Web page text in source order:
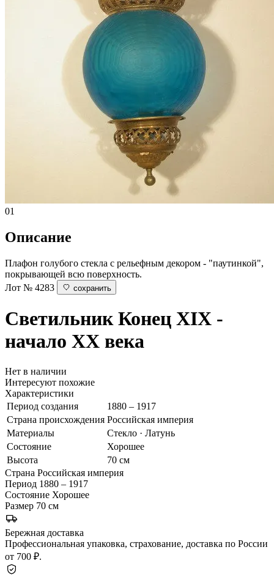
01
Описание
Плафон голубого стекла с рельефным декором - "паутинкой",
покрывающей всю поверхность.
Лот № 4283
сохранить
Светильник Конец XIX -
начало ХХ века
Нет в наличии
Интересуют похожие
Характеристики
Период создания
1880 – 1917
Страна происхождения Российская империя
Материалы
Стекло · Латунь
Состояние
Хорошее
Высота
70 см
Страна Российская империя
Период 1880 – 1917
Состояние Хорошее
Размер 70 см
Бережная доставка
Профессиональная упаковка, страхование, доставка по России
от 700 ₽.